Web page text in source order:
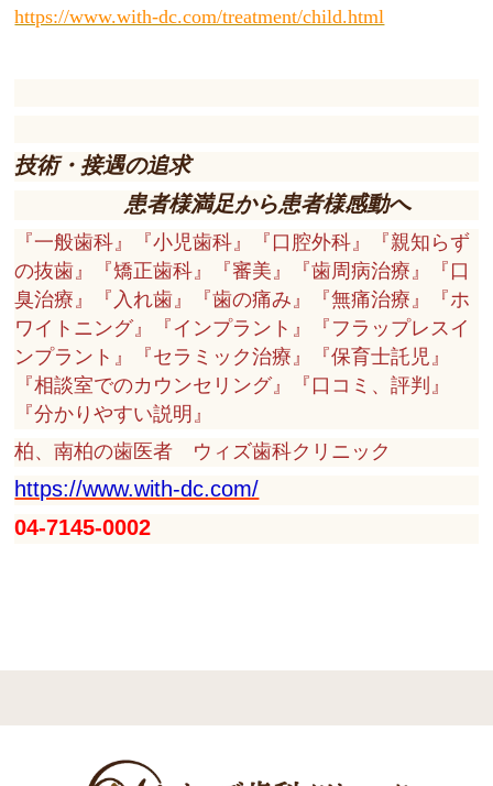
https://www.with-dc.com/treatment/child.html
技術・接遇の追求
患者様満足から患者様感動へ
『一般歯科』『小児歯科』『口腔外科』『親知らず
の抜歯』『矯正歯科』『審美』『歯周病治療』『口
臭治療』『入れ歯』『歯の痛み』『無痛治療』『ホ
ワイトニング』『インプラント』『フラップレスイ
ンプラント』『セラミック治療』『保育士託児』
『相談室でのカウンセリング』『口コミ、評判』
『分かりやすい説明』
柏、南柏の歯医者 ウィズ歯科クリニック
https://www.with-dc.com/
04-7145-0002